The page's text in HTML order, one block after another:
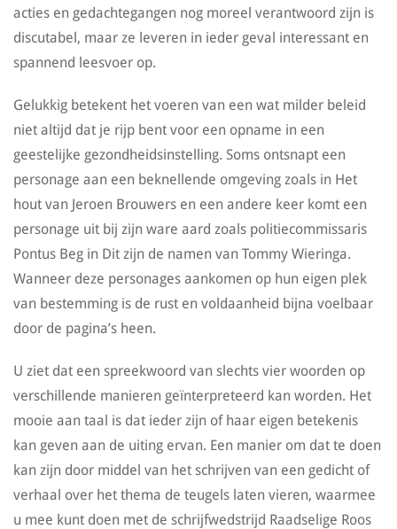
acties en gedachtegangen nog moreel verantwoord zijn is
discutabel, maar ze leveren in ieder geval interessant en
spannend leesvoer op.
Gelukkig betekent het voeren van een wat milder beleid
niet altijd dat je rijp bent voor een opname in een
geestelijke gezondheidsinstelling. Soms ontsnapt een
personage aan een beknellende omgeving zoals in Het
hout van Jeroen Brouwers en een andere keer komt een
personage uit bij zijn ware aard zoals politiecommissaris
Pontus Beg in Dit zijn de namen van Tommy Wieringa.
Wanneer deze personages aankomen op hun eigen plek
van bestemming is de rust en voldaanheid bijna voelbaar
door de pagina’s heen.
U ziet dat een spreekwoord van slechts vier woorden op
verschillende manieren geïnterpreteerd kan worden. Het
mooie aan taal is dat ieder zijn of haar eigen betekenis
kan geven aan de uiting ervan. Een manier om dat te doen
kan zijn door middel van het schrijven van een gedicht of
verhaal over het thema de teugels laten vieren, waarmee
u mee kunt doen met de schrijfwedstrijd Raadselige Roos